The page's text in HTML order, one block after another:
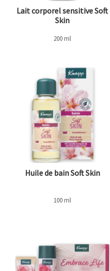
Lait corporel sensitive Soft
Skin
200 ml
Huile de bain Soft Skin
100 ml